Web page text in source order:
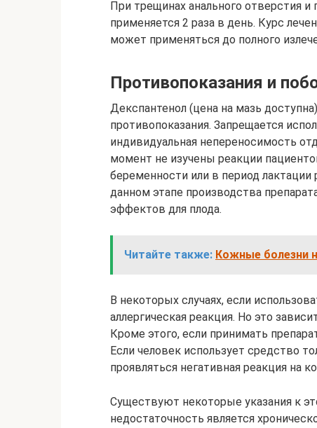
При трещинах анального отверстия
применяется 2 раза в день. Курс
может применяться до полного
Противопоказания и
Декспантенол (цена на мазь
противопоказания. Запрещается
индивидуальная непереносимость
момент не изучены реакции
беременности или в период лактации
данном этапе производства
эффектов для плода.
Читайте также: Кожные болезни
В некоторых случаях, если
аллергическая реакция. Но это
Кроме этого, если принимать
Если человек использует средство
проявляться негативная реакция на
Существуют некоторые указания к
недостаточность является